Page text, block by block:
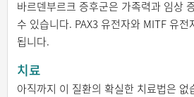
바르덴부르크 증후군은 가족력과 임상
수 있습니다. PAX3 유전자와 MITF 유전
됩니다.
치료
아직까지 이 질환의 확실한 치료법은 없